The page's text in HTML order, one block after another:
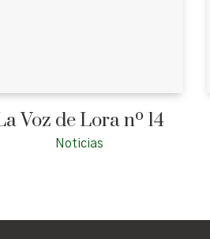
Voz de Lora nº 14
Noticias